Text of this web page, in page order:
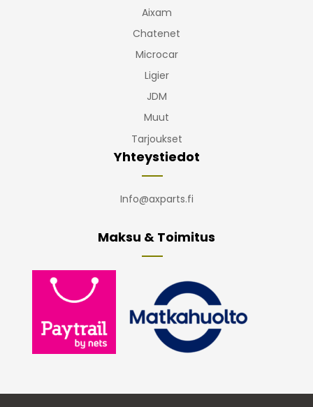
Aixam
Chatenet
Microcar
Ligier
JDM
Muut
Tarjoukset
Yhteystiedot
Info@axparts.fi
Maksu & Toimitus